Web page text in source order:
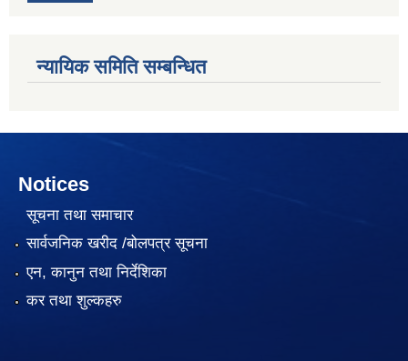
न्यायिक समिति सम्बन्धित
Notices
सूचना तथा समाचार
सार्वजनिक खरीद /बोलपत्र सूचना
एन, कानुन तथा निर्देशिका
कर तथा शुल्कहरु